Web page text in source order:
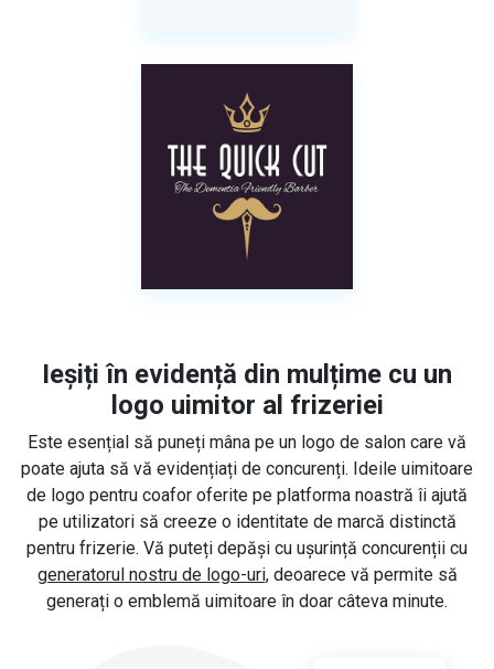
Ieșiți în evidență din mulțime cu un
logo uimitor al frizeriei
Este esențial să puneți mâna pe un logo de salon care vă
poate ajuta să vă evidențiați de concurenți. Ideile uimitoare
de logo pentru coafor oferite pe platforma noastră îi ajută
pe utilizatori să creeze o identitate de marcă distinctă
pentru frizerie. Vă puteți depăși cu ușurință concurenții cu
generatorul nostru de logo-uri, deoarece vă permite să
generați o emblemă uimitoare în doar câteva minute.